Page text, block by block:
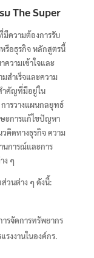
The Super
ความต้องการรับ
รือธุรกิจ หลักสูตรนี้
วามเข้าใจและ
สำเร็จและความ
ำคัญที่มีอยู่ใน
ารวางแผนกลยุทธ์
ษะการแก้ไขปัญหา
คิดทางธุรกิจ ความ
นการณ์และการ
ง ๆ
วนต่าง ๆ ดังนี้:
ารจัดการทรัพยากร
รงงานในองค์กร.